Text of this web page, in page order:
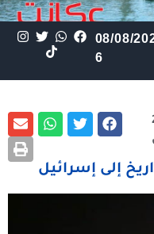
08/08/
6
إلى إسرائيل